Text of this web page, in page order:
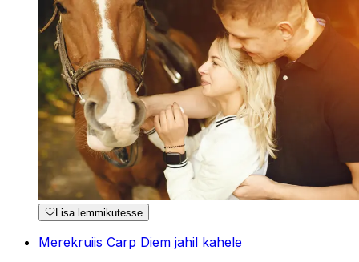
Lisa lemmikutesse
Merekruiis Carp Diem jahil kahele